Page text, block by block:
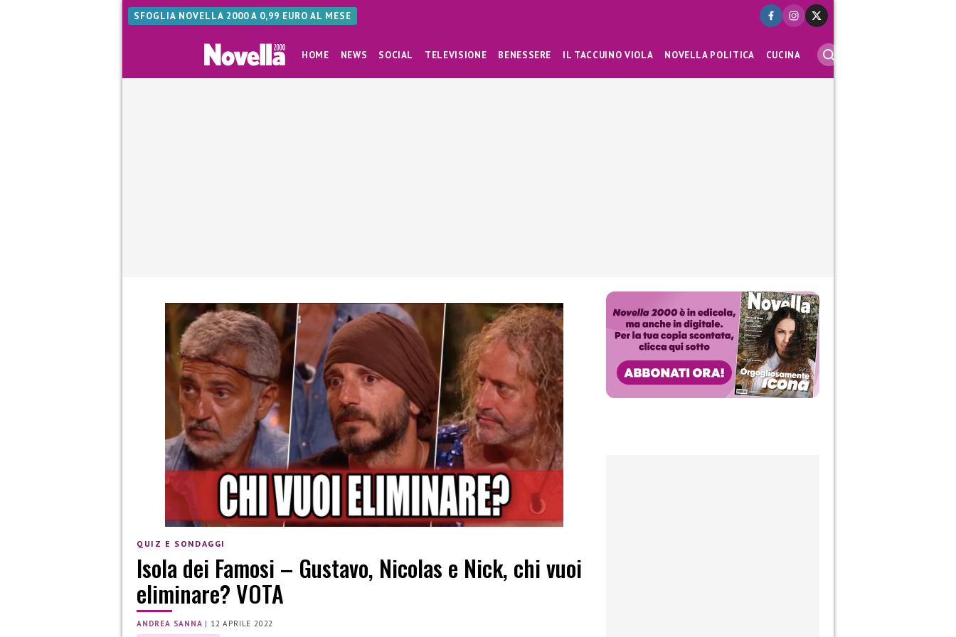
SFOGLIA NOVELLA 2000 A 0,99 EURO AL MESE
HOME NEWS SOCIAL TELEVISIONE BENESSERE IL TACCUINO VIOLA NOVELLA POLITICA CUCINA
QUIZ E SONDAGGI
Isola dei Famosi – Gustavo, Nicolas e Nick, chi vuoi
eliminare? VOTA
ANDREA SANNA | 12 APRILE 2022